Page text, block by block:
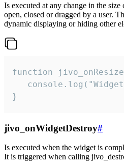
Is executed at any change in the
open, closed or dragged by a user.
dynamic displaying or hiding other
function
}
jivo_onWidgetDestroy#
Is executed when the widget is
It is triggered when calling